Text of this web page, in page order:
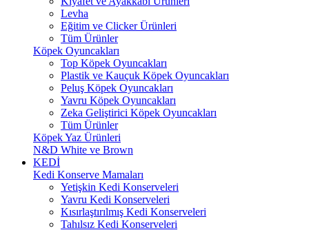
Levha
Eğitim ve Clicker Ürünleri
Tüm Ürünler
Köpek Oyuncakları
Top Köpek Oyuncakları
Plastik ve Kauçuk Köpek Oyuncakları
Peluş Köpek Oyuncakları
Yavru Köpek Oyuncakları
Zeka Geliştirici Köpek Oyuncakları
Tüm Ürünler
Köpek Yaz Ürünleri
N&D White ve Brown
KEDİ
Kedi Konserve Mamaları
Yetişkin Kedi Konserveleri
Yavru Kedi Konserveleri
Kısırlaştırılmış Kedi Konserveleri
Tahılsız Kedi Konserveleri